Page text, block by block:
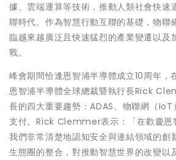
據、雲端運算等技術，推動人類社會快速
聯時代。作為智慧行動互聯的基礎，物聯
臨越來越廣泛且快速猛烈的產業變遷以及
戰。
峰會期間恰逢恩智浦半導體成立10周年，
恩智浦半導體全球總裁暨執行長Rick
長的四大重要趨勢：ADAS、物聯網（
支付。Rick Clemmer表示：「在歡慶恩
我們非常清楚地認知安全與連結領域的創
生態圈的整合，對推動智慧世界的改變以